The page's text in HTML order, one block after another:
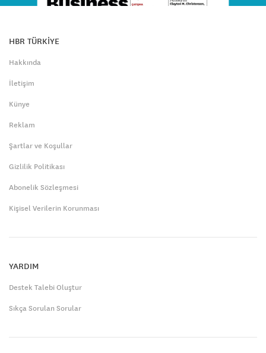
HBR TÜRKİYE
Hakkında
İletişim
Künye
Reklam
Şartlar ve Koşullar
Gizlilik Politikası
Abonelik Sözleşmesi
Kişisel Verilerin Korunması
YARDIM
Destek Talebi Oluştur
Sıkça Sorulan Sorular